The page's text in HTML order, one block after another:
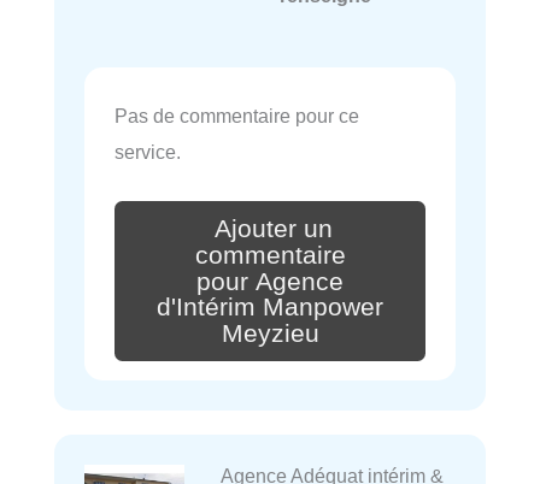
Pas de commentaire pour ce
service.
Ajouter un
commentaire
pour Agence
d'Intérim Manpower
Meyzieu
Agence Adéquat intérim &